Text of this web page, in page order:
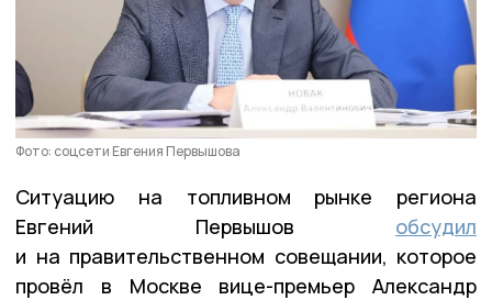
Фото: соцсети Евгения Первышова
Ситуацию на топливном рынке региона
Евгений Первышов обсудил
и на правительственном совещании, которое
провёл в Москве вице-премьер Александр